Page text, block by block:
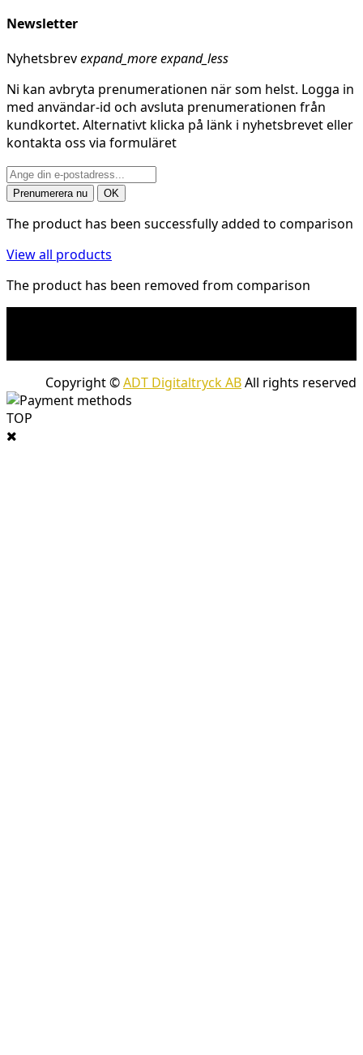
Newsletter
Nyhetsbrevexpand_moreexpand_less
Ni kan avbryta prenumerationen när som helst. Logga in
med användar-id och avsluta prenumerationen från
kundkortet. Alternativt klicka på länk i nyhetsbrevet eller
kontakta oss via formuläret
The product has been successfully added to comparison
View all products
The product has been removed from comparison
Copyright ©ADT Digitaltryck ABAll rights reserved
TOP